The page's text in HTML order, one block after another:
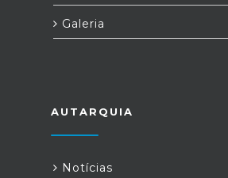
Galeria
AUTARQUIA
Notícias